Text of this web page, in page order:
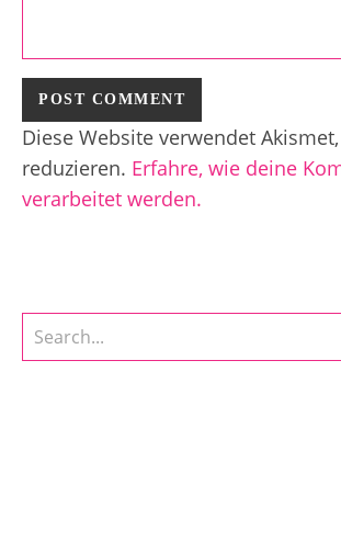
Diese Website verwendet
reduzieren. Erfahre, wie deine
verarbeitet werden.